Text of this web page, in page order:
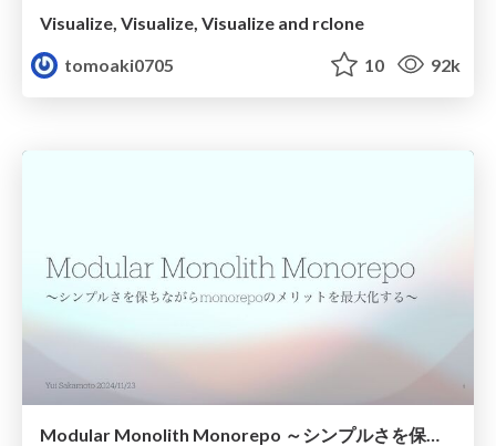
Visualize, Visualize, Visualize and rclone
tomoaki0705
10 92k
Modular Monolith Monorepo ～シンプルさを保ちながらmonorepoのメリットを最大化する～